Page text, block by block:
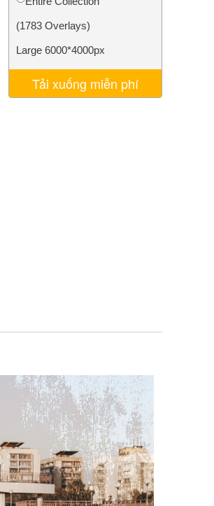
Services
(1783 Overlays)
Large 6000*4000px
Tải xuống miễn phí